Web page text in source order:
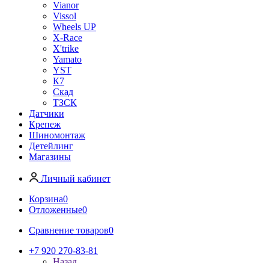
Vianor
Vissol
Wheels UP
X-Race
X'trike
Yamato
YST
К7
Скад
ТЗСК
Датчики
Крепеж
Шиномонтаж
Детейлинг
Магазины
Личный кабинет
Корзина0
Отложенные0
Сравнение товаров0
+7 920 270-83-81